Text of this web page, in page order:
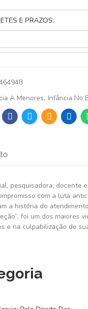
E PRAZOS:
A Menores Infância No
pesquisadora, docente
com a luta
a história do
foi um dos maiores
e na culpabilização de